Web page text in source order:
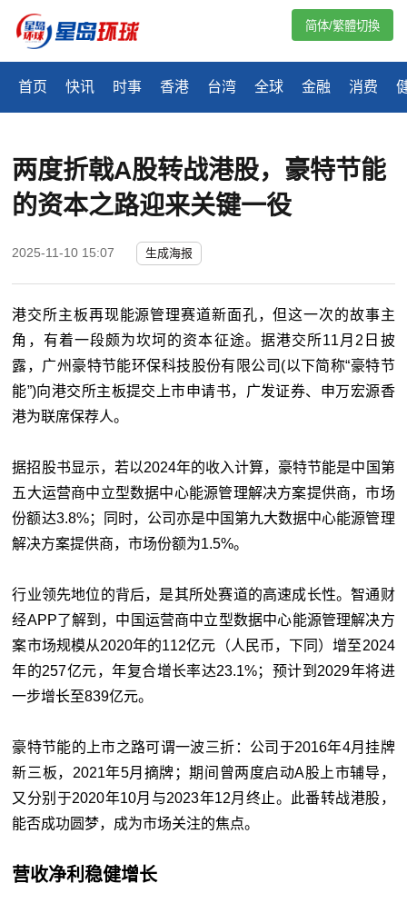
首页 快讯 时事 香港 台湾 全球 金融 消费
简体/繁體切換
两度折戟A股转战港股，豪特节能
的资本之路迎来关键一役
2025-11-10 15:07 生成海报
港交所主板再现能源管理赛道新面孔，但这一次的故事主
角，有着一段颇为坎坷的资本征途。据港交所11月2日披
露，广州豪特节能环保科技股份有限公司(以下简称“豪特节
能”)向港交所主板提交上市申请书，广发证券、申万宏源香
港为联席保荐人。
据招股书显示，若以2024年的收入计算，豪特节能是中国第
五大运营商中立型数据中心能源管理解决方案提供商，市场
份额达3.8%；同时，公司亦是中国第九大数据中心能源管理
解决方案提供商，市场份额为1.5%。
行业领先地位的背后，是其所处赛道的高速成长性。智通财
经APP了解到，中国运营商中立型数据中心能源管理解决方
案市场规模从2020年的112亿元（人民币，下同）增至2024
年的257亿元，年复合增长率达23.1%；预计到2029年将进
一步增长至839亿元。
豪特节能的上市之路可谓一波三折：公司于2016年4月挂牌
新三板，2021年5月摘牌；期间曾两度启动A股上市辅导，
又分别于2020年10月与2023年12月终止。此番转战港股，
能否成功圆梦，成为市场关注的焦点。
营收净利稳健增长